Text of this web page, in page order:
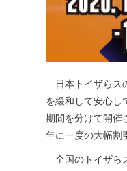
日本トイザらス
を緩和して安心し
期間を分けて開催
年に一度の大幅割
全国のトイザら